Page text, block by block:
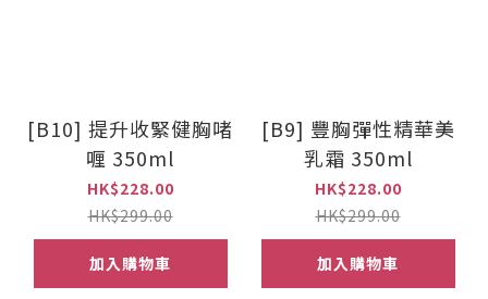
[B10] 提升收緊健胸啫
喱 350ml
HK$228.00
HK$299.00
加入購物車
[B9] 豐胸彈性精華美
乳霜 350ml
HK$228.00
HK$299.00
加入購物車